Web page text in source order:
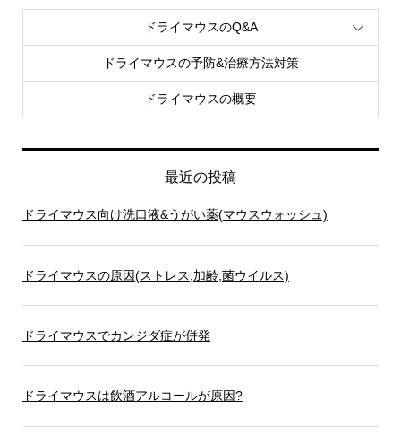
ドライマウスのQ&A
ドライマウスの予防&治療方法対策
ドライマウスの概要
最近の投稿
ドライマウス向け洗口液&うがい薬(マウスウォッシュ)
ドライマウスの原因(ストレス,加齢,菌ウイルス)
ドライマウスでカンジダ症が併発
ドライマウスは飲酒アルコールが原因?